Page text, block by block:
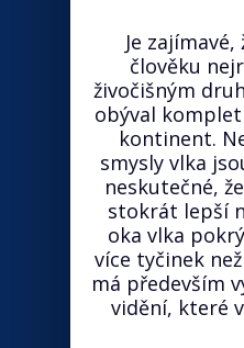
Je
člověku
živočišným
obýval
kontinent.
smysly vlka
neskutečné,
stokrát lepší
oka vlka
více tyčinek
má především
vidění, které